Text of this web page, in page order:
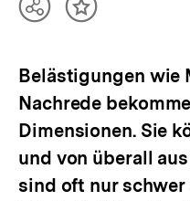
TeilenInhalt
Belästigungen wie
Nachrede
Dimensionen. Sie
und von überall
sind oft nur schwer